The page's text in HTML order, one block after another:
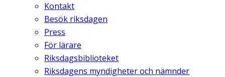
Kontakt
Besök riksdagen
Press
För lärare
Riksdagsbiblioteket
Riksdagens myndigheter och nämnder